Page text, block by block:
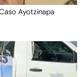
Ayotzinapa